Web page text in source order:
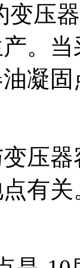
压
。
凝
压
有关